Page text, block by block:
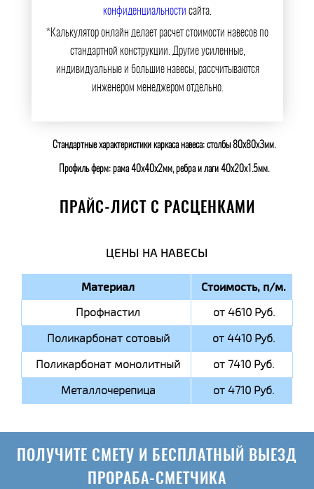
конфиденциальности сайта.
*Калькулятор онлайн делает расчет стоимости навесов по
стандартной конструкции. Другие усиленные,
индивидуальные и большие навесы, рассчитываются
инженером менеджером отдельно.
Стандартные характеристики каркаса навеса: столбы 80х80х3мм.
Профиль ферм: рама 40х40х2мм, ребра и лаги 40х20х1.5мм.
ПРАЙС-ЛИСТ С РАСЦЕНКАМИ
ЦЕНЫ НА НАВЕСЫ
Материал Стоимость, п/м.
Профнастил
от 4610 Руб.
Поликарбонат сотовый
от 4410 Руб.
Поликарбонат монолитный
от 7410 Руб.
Металлочерепица
от 4710 Руб.
ПОЛУЧИТЕ СМЕТУ И БЕСПЛАТНЫЙ ВЫЕЗД
ПРОРАБА-СМЕТЧИКА